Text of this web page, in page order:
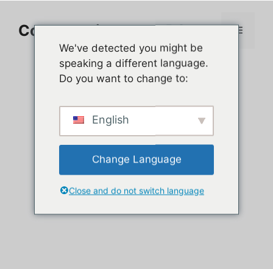
contenuComment jouer sur PC Menu
We've detected you might be
speaking a different language.
Do you want to change to:
English
Change Language
Close and do not switch language